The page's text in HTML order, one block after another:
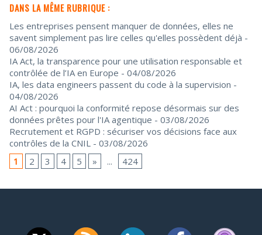
DANS LA MÊME RUBRIQUE :
Les entreprises pensent manquer de données, elles ne
savent simplement pas lire celles qu'elles possèdent déjà -
06/08/2026
IA Act, la transparence pour une utilisation responsable et
contrôlée de l’IA en Europe - 04/08/2026
IA, les data engineers passent du code à la supervision -
04/08/2026
AI Act : pourquoi la conformité repose désormais sur des
données prêtes pour l'IA agentique - 03/08/2026
Recrutement et RGPD : sécuriser vos décisions face aux
contrôles de la CNIL - 03/08/2026
1
2 3 4 5 » ... 424